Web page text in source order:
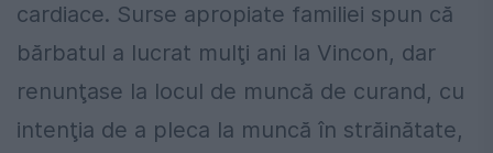
cardiace. Surse apropiate familiei spun că
bărbatul a lucrat mulţi ani la Vincon, dar
renunţase la locul de muncă de curand, cu
intenţia de a pleca la muncă în străinătate,